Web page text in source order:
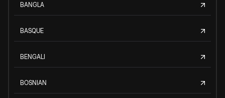
BANGLA
BASQUE
BENGALI
BOSNIAN